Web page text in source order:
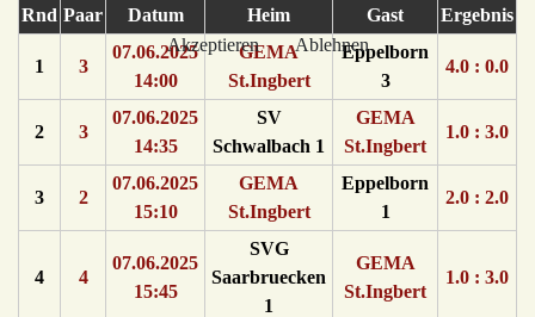
Rnd Paar Datum Heim Gast Ergebnis
1 3
07.06.2025
14:00
GEMA
St.Ingbert
Eppelborn
3
4.0 : 0.0
2 3
07.06.2025
14:35
SV
Schwalbach 1
GEMA
St.Ingbert
1.0 : 3.0
3 2
07.06.2025
15:10
GEMA
St.Ingbert
Eppelborn
1
2.0 : 2.0
4 4
07.06.2025
15:45
SVG
Saarbruecken
1
GEMA
St.Ingbert
1.0 : 3.0
Akzeptieren Ablehnen